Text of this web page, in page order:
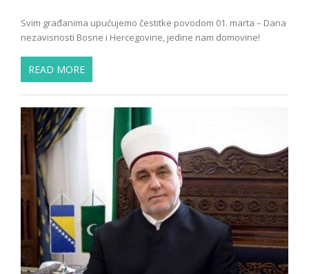
Svim građanima upućujemo čestitke povodom 01. marta – Dana
nezavisnosti Bosne i Hercegovine, jedine nam domovine!
READ MORE